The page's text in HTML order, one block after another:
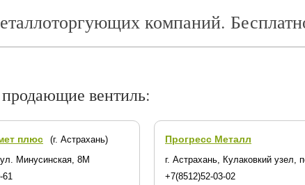
компаний.
вентиль:
плюс
(г. Астрахань)
Минусинская, 8М
61
Прогресс Металл
г. Астрахань, Кулаковкий узел,
+7(8512)52-03-02